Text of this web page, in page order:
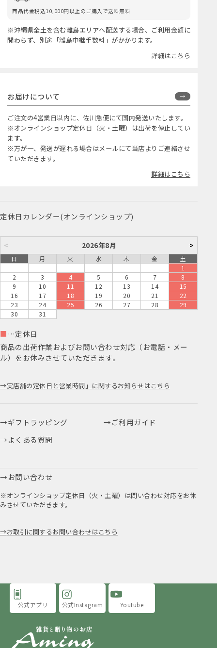
商品代金税込10,000円以上のご購入で送料無料
※沖縄県全土を含む離島エリアへ配送する場合、ご利用金額に
関わらず、別途「離島中継手数料」がかかります。
詳細はこちら
お届けについて
ご注文の4営業日以内に、佐川急便にて国内発送いたします。
※オンラインショップ定休日（火・土曜）は出荷を停止してい
ます。
※万が一、発送が遅れる場合はメールにて当店よりご連絡させ
ていただきます。
詳細はこちら
定休日カレンダー(オンラインショップ)
< 2026年8月 >
日 月 火 水 木 金
土
1
2
3 4 5 6 7
8
9
10 11 12 13 14
15
16
17 18 19 20 21
22
23
24 25 26 27 28
29
30
31
■ …定休日
商品の出荷作業およびお問い合わせ対応（お電話・メー
ル）をお休みさせていただきます。
実店舗の定休日と営業時間」に関するお知らせはこちら
ギフトラッピング
ご利用ガイド
よくある質問
お問い合わせ
※オンラインショップ定休日（火・土曜）は問い合わせ対応をお休
みさせていただきます。
お取引に関するお問い合わせはこちら
公式アプリ 公式Instagram Youtube